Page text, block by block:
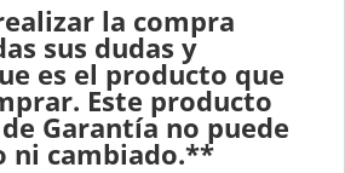
la compra
sus dudas y
es el producto que
Este producto
Garantía no puede
ni cambiado.**